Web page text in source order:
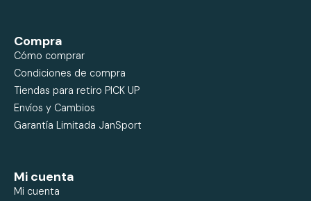
Compra
Cómo comprar
Condiciones de compra
Tiendas para retiro PICK UP
Envíos y Cambios
Garantía Limitada JanSport
Mi cuenta
Mi cuenta